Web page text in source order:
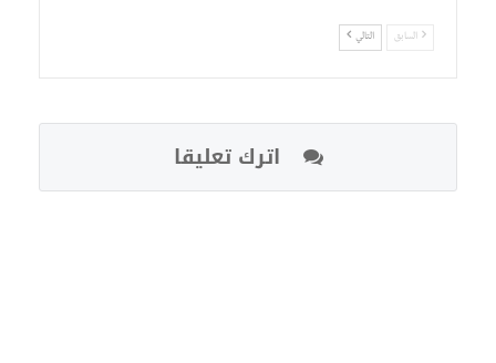
السابق التالي
اترك تعليقا